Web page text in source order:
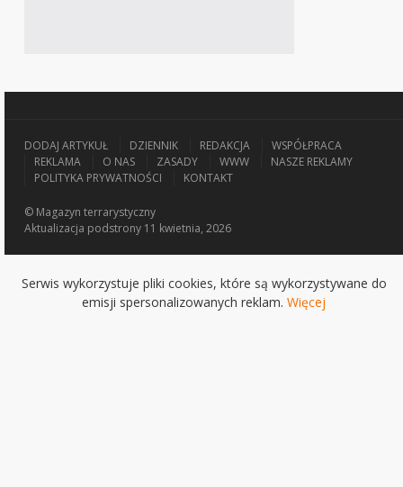
DODAJ ARTYKUŁ DZIENNIK REDAKCJA
WSPÓŁPRACA
REKLAMA
O NAS ZASADY WWW
NASZE REKLAMY
POLITYKA PRYWATNOŚCI
KONTAKT
© Magazyn terrarystyczny
Aktualizacja podstrony 11 kwietnia, 2026
Serwis wykorzystuje pliki cookies, które są wykorzystywane do
emisji spersonalizowanych reklam. Więcej